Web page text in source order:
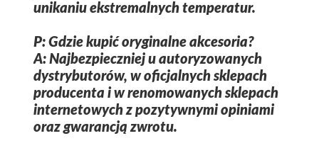
unikaniu ekstremalnych temperatur.
P: Gdzie kupić oryginalne akcesoria?
A: Najbezpieczniej u autoryzowanych
dystrybutorów, w oficjalnych sklepach
producenta i w renomowanych sklepach
internetowych z pozytywnymi opiniami
oraz gwarancją zwrotu.